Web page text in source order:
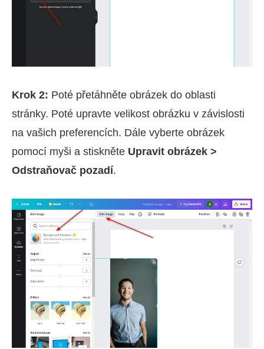
Krok 2: Poté přetáhněte obrázek do oblasti
stránky. Poté upravte velikost obrázku v závislosti
na vašich preferencích. Dále vyberte obrázek
pomocí myši a stiskněte Upravit obrázek >
Odstraňovač pozadí.